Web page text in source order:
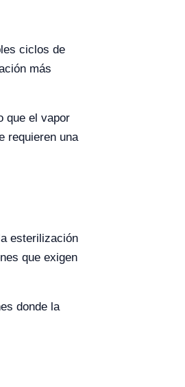
ciclos de
más
que el vapor
requieren una
esterilización
que exigen
donde la